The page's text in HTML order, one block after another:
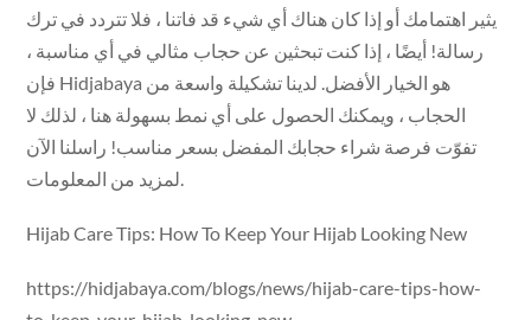
يثير اهتمامك أو إذا كان هناك أي شيء قد فاتنا ، فلا تتردد في ترك
رسالة! أيضًا ، إذا كنت تبحثين عن حجاب مثالي في أي مناسبة ،
فإن Hidjabaya هو الخيار الأفضل. لدينا تشكيلة واسعة من
الحجاب ، ويمكنك الحصول على أي نمط بسهولة هنا ، لذلك لا
تفوّت فرصة شراء حجابك المفضل بسعر مناسب! راسلنا الآن
لمزيد من المعلومات.
Hijab Care Tips: How To Keep Your Hijab Looking New
https://hidjabaya.com/blogs/news/hijab-care-tips-how-